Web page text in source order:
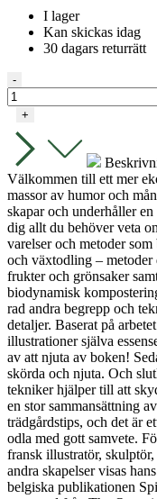
I lager
Kan skickas idag
30 dagars returrätt
Odla
organiskt
i
Engelsk
utgåva
mängd
-
+
Välkommen till ett mer
massor av humor och
skapar och underhåller
dig allt du behöver veta
varelser och metoder
och växtodling – metoder
frukter och grönsaker
biodynamisk
rad andra begrepp och
detaljer. Baserat på
illustrationer själva
av att njuta av boken!
skörda och njuta. Och
tekniker hjälper till att
en stor sammansättning
trädgårdstips, och det är
odla med gott samvete.
fransk illustratör, skulptör,
andra skapelser visas
belgiska publikationen